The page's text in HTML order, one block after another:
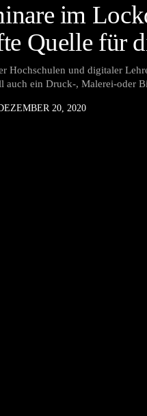
im
Quelle für
Hochschulen und digitaler
auch ein Druck-, Malerei-oder
20, 2020